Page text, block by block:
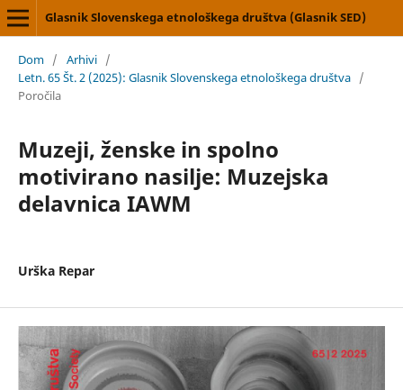
Glasnik Slovenskega etnološkega društva (Glasnik SED)
Dom / Arhivi /
Letn. 65 Št. 2 (2025): Glasnik Slovenskega etnološkega društva /
Poročila
Muzeji, ženske in spolno
motivirano nasilje: Muzejska
delavnica IAWM
Urška Repar